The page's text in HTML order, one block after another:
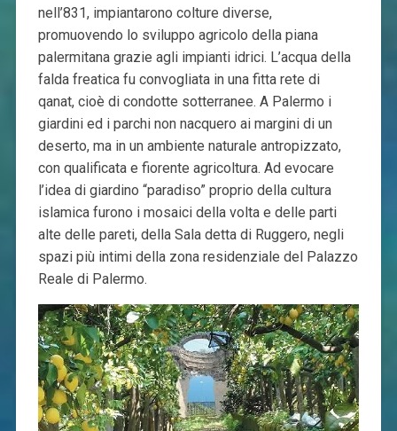
nell’831, impiantarono colture diverse,
promuovendo lo sviluppo agricolo della piana
palermitana grazie agli impianti idrici. L’acqua della
falda freatica fu convogliata in una fitta rete di
qanat, cioè di condotte sotterranee. A Palermo i
giardini ed i parchi non nacquero ai margini di un
deserto, ma in un ambiente naturale antropizzato,
con qualificata e fiorente agricoltura. Ad evocare
l’idea di giardino “paradiso” proprio della cultura
islamica furono i mosaici della volta e delle parti
alte delle pareti, della Sala detta di Ruggero, negli
spazi più intimi della zona residenziale del Palazzo
Reale di Palermo.